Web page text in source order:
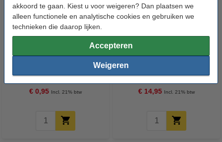
akkoord te gaan. Kiest u voor weigeren? Dan plaatsen we
alleen functionele en analytische cookies en gebruiken we
technieken die daarop lijken.
Accepteren
Weigeren
123inkt 24/6 nietjes (1000 stuks)
€ 0,95 Incl. 21% btw
123accu Xtreme Power MN1500
Penlite AA batterij 24 stuks
€ 14,95 Incl. 21% btw